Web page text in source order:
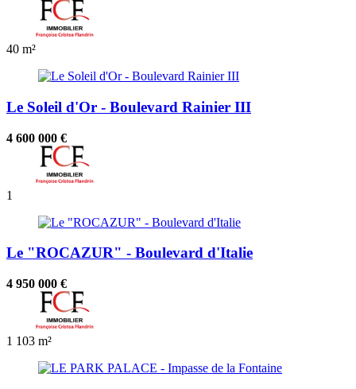
40 m²
Le Soleil d'Or - Boulevard Rainier III
4 600 000 €
1
Le "ROCAZUR" - Boulevard d'Italie
4 950 000 €
1 103 m²